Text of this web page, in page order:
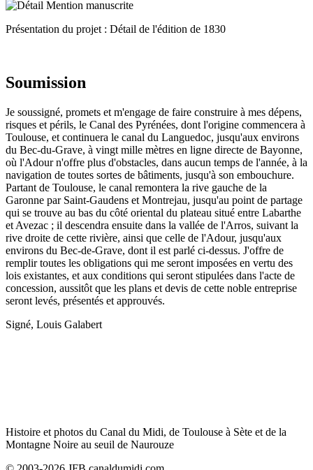
Présentation du projet : Détail de l'édition de 1830
Soumission
Je soussigné, promets et m'engage de faire construire à mes dépens,
risques et périls, le Canal des Pyrénées, dont l'origine commencera à
Toulouse, et continuera le canal du Languedoc, jusqu'aux environs
du Bec-du-Grave, à vingt mille mètres en ligne directe de Bayonne,
où l'Adour n'offre plus d'obstacles, dans aucun temps de l'année, à la
navigation de toutes sortes de bâtiments, jusqu'à son embouchure.
Partant de Toulouse, le canal remontera la rive gauche de la
Garonne par Saint-Gaudens et Montrejau, jusqu'au point de partage
qui se trouve au bas du côté oriental du plateau situé entre Labarthe
et Avezac ; il descendra ensuite dans la vallée de l'Arros, suivant la
rive droite de cette rivière, ainsi que celle de l'Adour, jusqu'aux
environs du Bec-de-Grave, dont il est parlé ci-dessus. J'offre de
remplir toutes les obligations qui me seront imposées en vertu des
lois existantes, et aux conditions qui seront stipulées dans l'acte de
concession, aussitôt que les plans et devis de cette noble entreprise
seront levés, présentés et approuvés.
Signé, Louis Galabert
Histoire et photos du Canal du Midi, de Toulouse à Sète et de la
Montagne Noire au seuil de Naurouze